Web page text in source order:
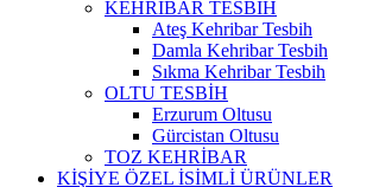
KEHRİBAR TESBİH
Ateş Kehribar Tesbih
Damla Kehribar Tesbih
Sıkma Kehribar Tesbih
OLTU TESBİH
Erzurum Oltusu
Gürcistan Oltusu
TOZ KEHRİBAR
KİŞİYE ÖZEL İSİMLİ ÜRÜNLER